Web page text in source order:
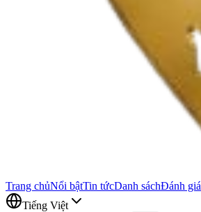
Trang chủNổi bậtTin tứcDanh sáchĐánh giá
Tiếng Việt